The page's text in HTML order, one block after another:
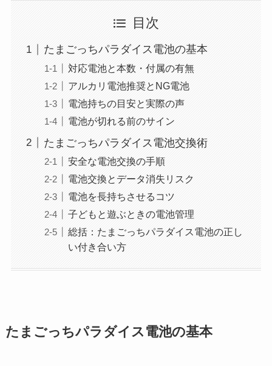
目次
たまごっちパラダイス電池の基本
対応電池と本数・付属の有無
アルカリ電池推奨とNG電池
電池持ちの目安と実際の声
電池が切れる前のサイン
たまごっちパラダイス電池交換術
安全な電池交換の手順
電池交換とデータ消失リスク
電池を長持ちさせるコツ
子どもと遊ぶときの電池管理
総括：たまごっちパラダイス電池の正し
い付き合い方
たまごっちパラダイス電池の基本